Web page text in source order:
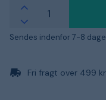
Sendes indenfor 7-8 dage
Fri fragt over 499